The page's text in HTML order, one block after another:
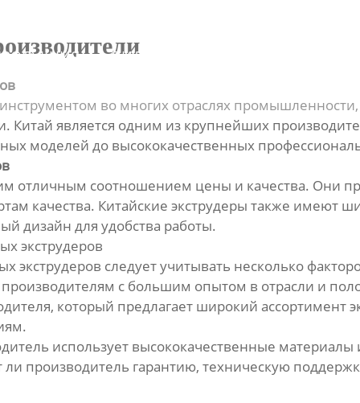
ВИДЕО
во многих отраслях промышленности,
Китай является одним из крупнейших
моделей до высококачественных
отличным соотношением цены и качества. Они
качества. Китайские экструдеры также имеют
дизайн для удобства работы.
экструдеров
экструдеров следует учитывать несколько
с большим опытом в отрасли и
который предлагает широкий ассортимент
использует высококачественные материалы
производитель гарантию, техническую